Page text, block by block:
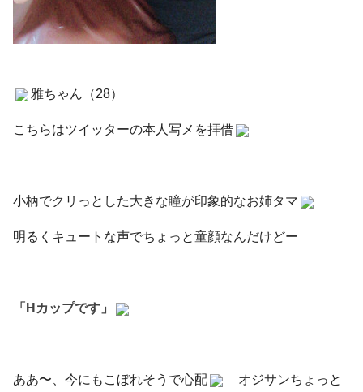
雅ちゃん（28）
こちらはツイッターの本人写メを拝借
小柄でクリっとした大きな瞳が印象的なお姉タマ
明るくキュートな声でちょっと童顔なんだけどー
「Hカップです」
ああ〜、今にもこぼれそうで心配
オジサンちょっと